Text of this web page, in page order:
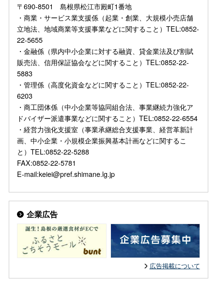
〒690-8501 島根県松江市殿町1番地
・商業・サービス業支援係（起業・創業、大規模小売店舗
立地法、地域商業等支援事業などに関すること）TEL:0852-
22-5655
・金融係（県内中小企業に対する融資、貸金業法及び割賦
販売法、信用保証協会などに関すること）TEL:0852-22-
5883
・管理係（高度化資金などに関すること）TEL:0852-22-
6203
・商工団体係（中小企業等協同組合法、事業継続力強化ア
ドバイザー派遣事業などに関すること）TEL:0852-22-6554
・経営力強化支援室（事業承継総合支援事業、経営革新計
画、中小企業・小規模企業振興基本計画などに関するこ
と）TEL:0852-22-5288
FAX:0852-22-5781
E-mail:keiei@pref.shimane.lg.jp
企業広告
広告掲載について